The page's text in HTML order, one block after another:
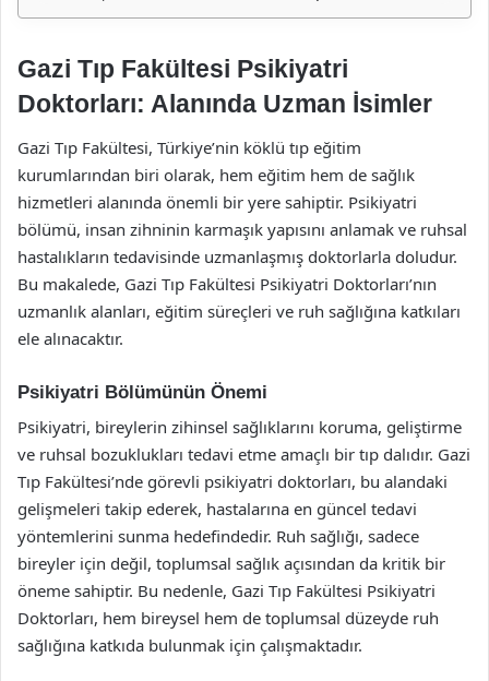
Gazi Tıp Fakültesi Psikiyatri
Doktorları: Alanında Uzman İsimler
Gazi Tıp Fakültesi, Türkiye’nin köklü tıp eğitim
kurumlarından biri olarak, hem eğitim hem de sağlık
hizmetleri alanında önemli bir yere sahiptir. Psikiyatri
bölümü, insan zihninin karmaşık yapısını anlamak ve ruhsal
hastalıkların tedavisinde uzmanlaşmış doktorlarla doludur.
Bu makalede, Gazi Tıp Fakültesi Psikiyatri Doktorları’nın
uzmanlık alanları, eğitim süreçleri ve ruh sağlığına katkıları
ele alınacaktır.
Psikiyatri Bölümünün Önemi
Psikiyatri, bireylerin zihinsel sağlıklarını koruma, geliştirme
ve ruhsal bozuklukları tedavi etme amaçlı bir tıp dalıdır. Gazi
Tıp Fakültesi’nde görevli psikiyatri doktorları, bu alandaki
gelişmeleri takip ederek, hastalarına en güncel tedavi
yöntemlerini sunma hedefindedir. Ruh sağlığı, sadece
bireyler için değil, toplumsal sağlık açısından da kritik bir
öneme sahiptir. Bu nedenle, Gazi Tıp Fakültesi Psikiyatri
Doktorları, hem bireysel hem de toplumsal düzeyde ruh
sağlığına katkıda bulunmak için çalışmaktadır.